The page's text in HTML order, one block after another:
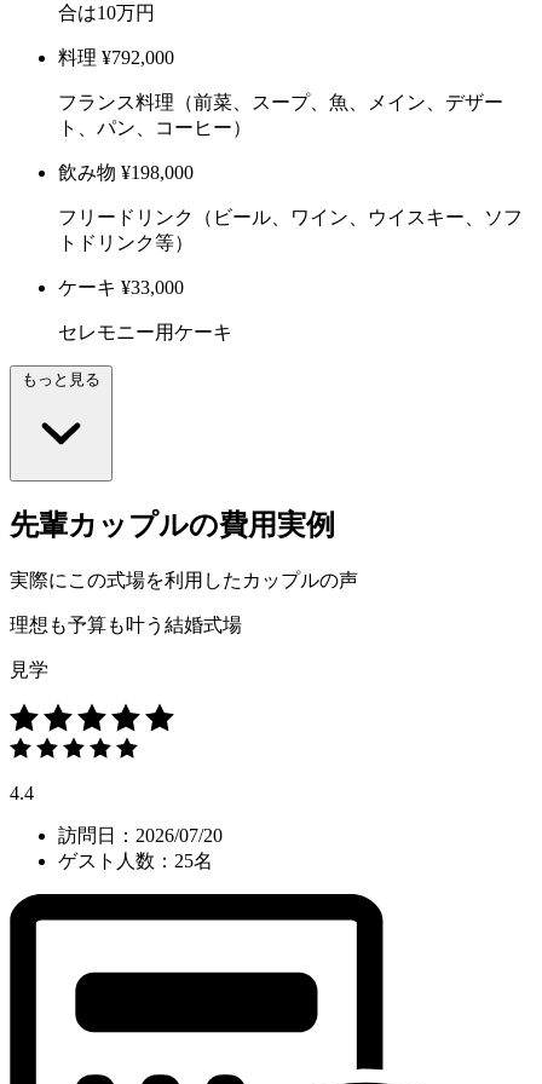
合は10万円
料理 ¥792,000
フランス料理（前菜、スープ、魚、メイン、デザー
ト、パン、コーヒー）
飲み物 ¥198,000
フリードリンク（ビール、ワイン、ウイスキー、ソフ
トドリンク等）
ケーキ ¥33,000
セレモニー用ケーキ
もっと見る
先輩カップルの費用実例
実際にこの式場を利用したカップルの声
理想も予算も叶う結婚式場
見学
4.4
訪問日：2026/07/20
ゲスト人数：25名